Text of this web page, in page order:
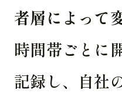
者層によって
時間帯ごとに
記録し、自社